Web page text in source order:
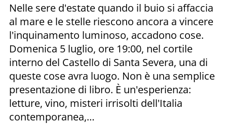
Nelle sere d'estate quando il buio si affaccia
al mare e le stelle riescono ancora a vincere
l'inquinamento luminoso, accadono cose.
Domenica 5 luglio, ore 19:00, nel cortile
interno del Castello di Santa Severa, una di
queste cose avra luogo. Non è una semplice
presentazione di libro. È un'esperienza:
letture, vino, misteri irrisolti dell'Italia
contemporanea,…